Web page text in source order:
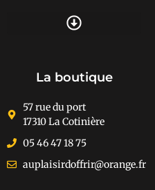
La boutique
57 rue du port
17310 La Cotinière
05 46 47 18 75
auplaisirdoffrir@orange.fr